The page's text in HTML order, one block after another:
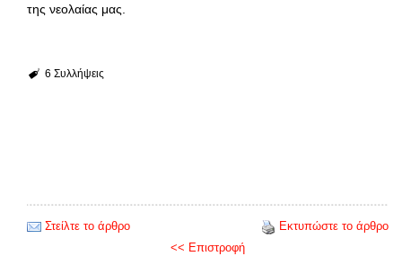
της νεολαίας μας.
6 Συλλήψεις
Στείλτε το άρθρο
Εκτυπώστε το άρθρο
<< Επιστροφή